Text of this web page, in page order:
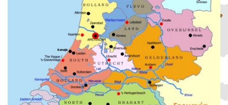
Μάθετε Ολλανδικά στην Αθήνα και μέσω skype
Περισσότερα